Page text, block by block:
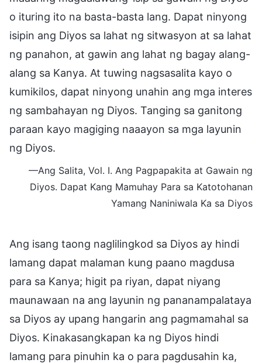
o ituring ito na basta-basta lang. Dapat ninyong
isipin ang Diyos sa lahat ng sitwasyon at sa lahat
ng panahon, at gawin ang lahat ng bagay alang-
alang sa Kanya. At tuwing nagsasalita kayo o
kumikilos, dapat ninyong unahin ang mga interes
ng sambahayan ng Diyos. Tanging sa ganitong
paraan kayo magiging naaayon sa mga layunin
ng Diyos.
—Ang Salita, Vol. I. Ang Pagpapakita at Gawain ng
Diyos. Dapat Kang Mamuhay Para sa Katotohanan
Yamang Naniniwala Ka sa Diyos
Ang isang taong naglilingkod sa Diyos ay hindi
lamang dapat malaman kung paano magdusa
para sa Kanya; higit pa riyan, dapat niyang
maunawaan na ang layunin ng pananampalataya
sa Diyos ay upang hangarin ang pagmamahal sa
Diyos. Kinakasangkapan ka ng Diyos hindi
lamang para pinuhin ka o para pagdusahin ka,